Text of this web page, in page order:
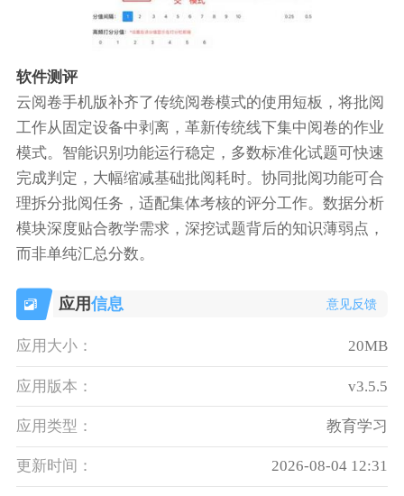
软件测评
云阅卷手机版补齐了传统阅卷模式的使用短板，将批阅
工作从固定设备中剥离，革新传统线下集中阅卷的作业
模式。智能识别功能运行稳定，多数标准化试题可快速
完成判定，大幅缩减基础批阅耗时。协同批阅功能可合
理拆分批阅任务，适配集体考核的评分工作。数据分析
模块深度贴合教学需求，深挖试题背后的知识薄弱点，
而非单纯汇总分数。
应用信息 意见反馈
应用大小： 20MB
应用版本： v3.5.5
应用类型： 教育学习
更新时间： 2026-08-04 12:31